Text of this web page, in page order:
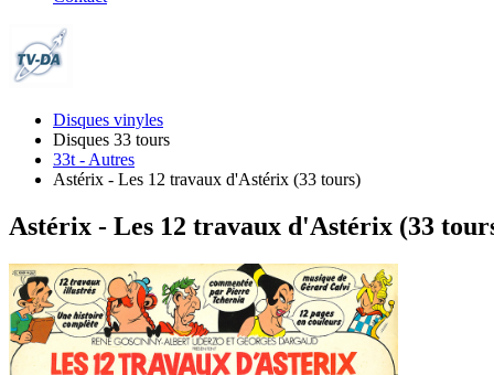
Disques vinyles
Disques 33 tours
33t - Autres
Astérix - Les 12 travaux d'Astérix (33 tours)
Astérix - Les 12 travaux d'Astérix (33